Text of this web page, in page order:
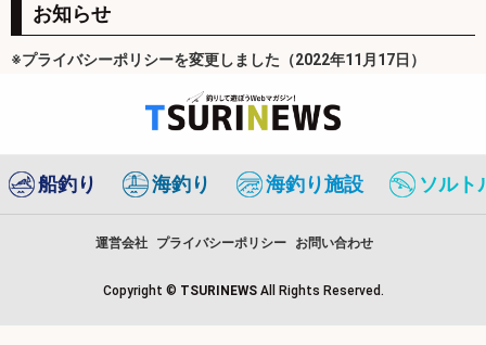
お知らせ
※プライバシーポリシーを変更しました（2022年11月17日）
船釣り 海釣り 海釣り施設 ソルト
運営会社 プライバシーポリシー お問い合わせ
Copyright © TSURINEWS All Rights Reserved.